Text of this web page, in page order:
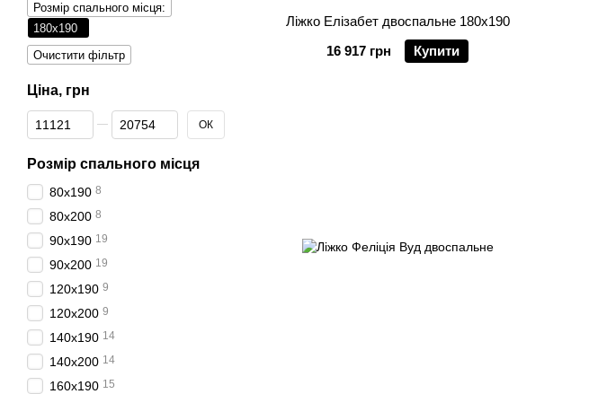
Ліжко Елізабет двоспальне 180х190
16 917 грн
Купити
Розмір спального місця:
180х190
Очистити фільтр
Ціна, грн
Від Ціна, грн
До Ціна, грн ОК
Розмір спального місця
80х190 8
80х200 8
90х190 19
90х200 19
120х190 9
120х200 9
140х190 14
140х200 14
160х190 15